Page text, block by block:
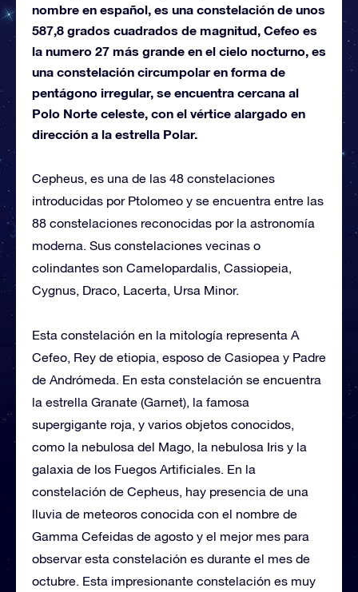
nombre en español, es una constelación de unos
587,8 grados cuadrados de magnitud, Cefeo es
la numero 27 más grande en el cielo nocturno, es
una constelación circumpolar en forma de
pentágono irregular, se encuentra cercana al
Polo Norte celeste, con el vértice alargado en
dirección a la estrella Polar.
Cepheus, es una de las 48 constelaciones
introducidas por Ptolomeo y se encuentra entre las
88 constelaciones reconocidas por la astronomía
moderna. Sus constelaciones vecinas o
colindantes son Camelopardalis, Cassiopeia,
Cygnus, Draco, Lacerta, Ursa Minor.
Esta constelación en la mitología representa A
Cefeo, Rey de etiopia, esposo de Casiopea y Padre
de Andrómeda. En esta constelación se encuentra
la estrella Granate (Garnet), la famosa
supergigante roja, y varios objetos conocidos,
como la nebulosa del Mago, la nebulosa Iris y la
galaxia de los Fuegos Artificiales. En la
constelación de Cepheus, hay presencia de una
lluvia de meteoros conocida con el nombre de
Gamma Cefeidas de agosto y el mejor mes para
observar esta constelación es durante el mes de
octubre. Esta impresionante constelación es muy